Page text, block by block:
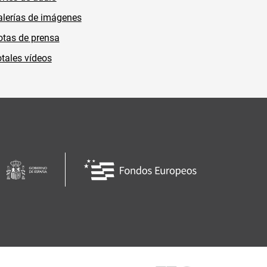
de imágenes
de prensa
vídeos